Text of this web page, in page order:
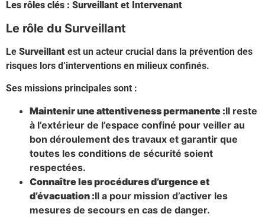
Les rôles clés : Surveillant et Intervenant
Le rôle du Surveillant
Le Surveillant est un acteur crucial dans la prévention des
risques lors d’interventions en milieux confinés.
Ses missions principales sont :
Maintenir une attentiveness permanente :Il reste
à l’extérieur de l’espace confiné pour veiller au
bon déroulement des travaux et garantir que
toutes les conditions de sécurité soient
respectées.
Connaître les procédures d’urgence et
d’évacuation :Il a pour mission d’activer les
mesures de secours en cas de danger.